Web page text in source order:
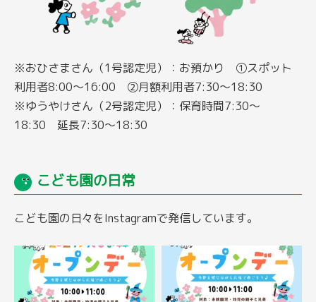
※おひさまさん（1号認定児）：お預かり ①スポット
利用者8:00～16:00 ②月額利用者7:30～18:30
※ゆうやけさん（2号認定児）：保育時間7:30～
18:30 延長7:30～18:30
こども園の日常
こども園の日々をInstagramで発信しています。